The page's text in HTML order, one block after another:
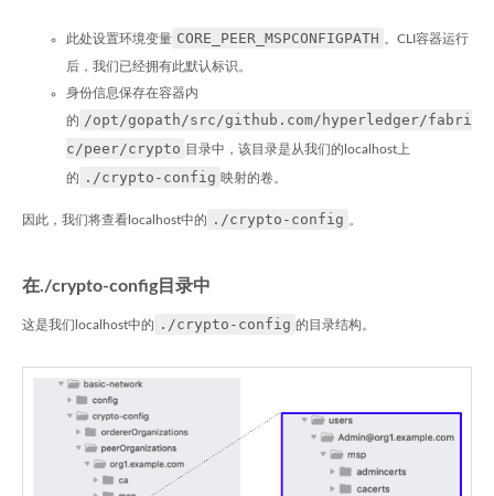
此处设置环境变量 CORE_PEER_MSPCONFIGPATH 。CLI容器运行
后，我们已经拥有此默认标识。
身份信息保存在容器内
的 /opt/gopath/src/github.com/hyperledger/fabri
c/peer/crypto 目录中，该目录是从我们的localhost上
的 ./crypto-config 映射的卷。
因此，我们将查看localhost中的 ./crypto-config 。
在./crypto-config目录中
这是我们localhost中的 ./crypto-config 的目录结构。